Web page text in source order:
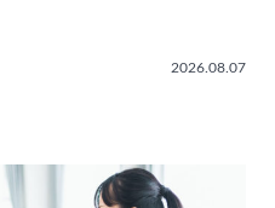
2026.08.07